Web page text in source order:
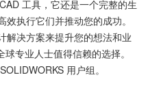
工具，它还是一个完整的生
执行它们并推动您的成功。
解决方案来提升您的想法和业
专业人士值得信赖的选择。
用户组。